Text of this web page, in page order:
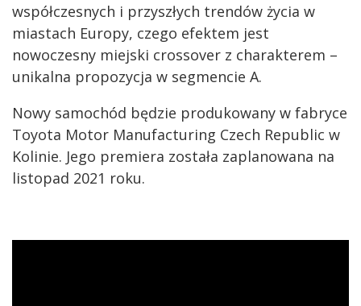
współczesnych i przyszłych trendów życia w
miastach Europy, czego efektem jest
nowoczesny miejski crossover z charakterem –
unikalna propozycja w segmencie A.
Nowy samochód będzie produkowany w fabryce
Toyota Motor Manufacturing Czech Republic w
Kolinie. Jego premiera została zaplanowana na
listopad 2021 roku.